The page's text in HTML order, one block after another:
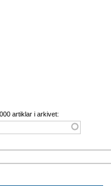
artiklar i arkivet: